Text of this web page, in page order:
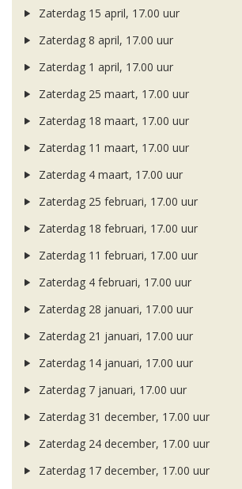
Zaterdag 15 april, 17.00 uur
Zaterdag 8 april, 17.00 uur
Zaterdag 1 april, 17.00 uur
Zaterdag 25 maart, 17.00 uur
Zaterdag 18 maart, 17.00 uur
Zaterdag 11 maart, 17.00 uur
Zaterdag 4 maart, 17.00 uur
Zaterdag 25 februari, 17.00 uur
Zaterdag 18 februari, 17.00 uur
Zaterdag 11 februari, 17.00 uur
Zaterdag 4 februari, 17.00 uur
Zaterdag 28 januari, 17.00 uur
Zaterdag 21 januari, 17.00 uur
Zaterdag 14 januari, 17.00 uur
Zaterdag 7 januari, 17.00 uur
Zaterdag 31 december, 17.00 uur
Zaterdag 24 december, 17.00 uur
Zaterdag 17 december, 17.00 uur